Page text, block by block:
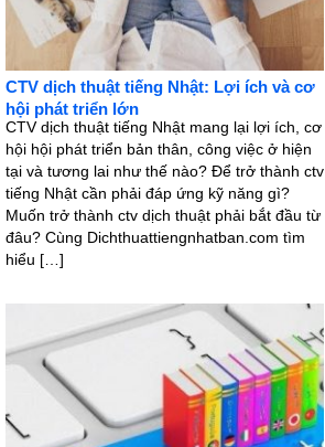
CTV dịch thuật tiếng Nhật: Lợi ích và cơ
hội phát triển lớn
CTV dịch thuật tiếng Nhật mang lại lợi ích, cơ
hội hội phát triển bản thân, công việc ở hiện
tại và tương lai như thế nào? Để trở thành ctv
tiếng Nhật cần phải đáp ứng kỹ năng gì?
Muốn trở thành ctv dịch thuật phải bắt đầu từ
đâu? Cùng Dichthuattiengnhatban.com tìm
hiểu […]